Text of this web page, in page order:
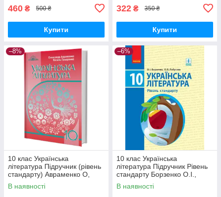
460 ₴ 500 ₴
Купити
322 ₴ 350 ₴
Купити
–8%
10 клас Українська
література Підручник (рівень
стандарту) Авраменко О,
Пахаренко В. Грамота
В наявності
–6%
10 клас Українська
література Підручник Рівень
стандарту Борзенко О.І.,
Лобусова О.В. Ранок
В наявності